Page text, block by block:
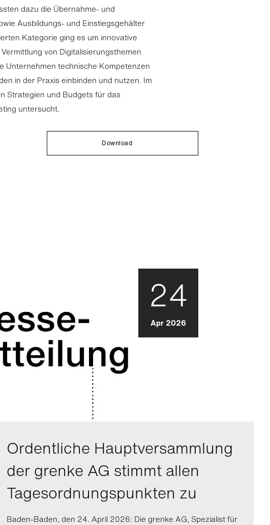
dazu die Übernahme- und
Ausbildungs- und Einstiegsgehälter
Kategorie ging es um innovative
von Digitalisierungsthemen
Unternehmen technische Kompetenzen
in der Praxis einbinden und nutzen. Im
Strategien und Budgets für das
untersucht.
Download
24
Apr 2026
Ordentliche Hauptversammlung
der grenke AG stimmt allen
Tagesordnungspunkten zu
Baden-Baden, den 24. April 2026: Die grenke AG, Spezialist für